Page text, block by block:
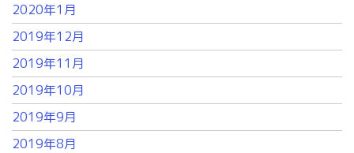
2020年1月
2019年12月
2019年11月
2019年10月
2019年9月
2019年8月